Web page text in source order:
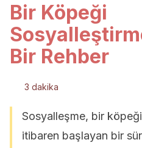
Bir Köpeği
Bir Rehber
3 dakika
Sosyalleşme, bir
itibaren başlayan bir